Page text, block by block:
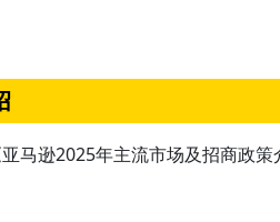
马逊2025年主流市场及招商政策